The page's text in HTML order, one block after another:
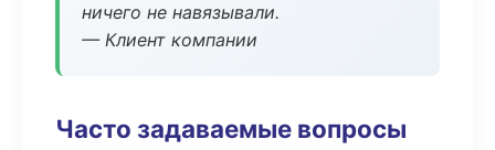
ничего не навязывали.
— Клиент компании
Часто задаваемые вопросы